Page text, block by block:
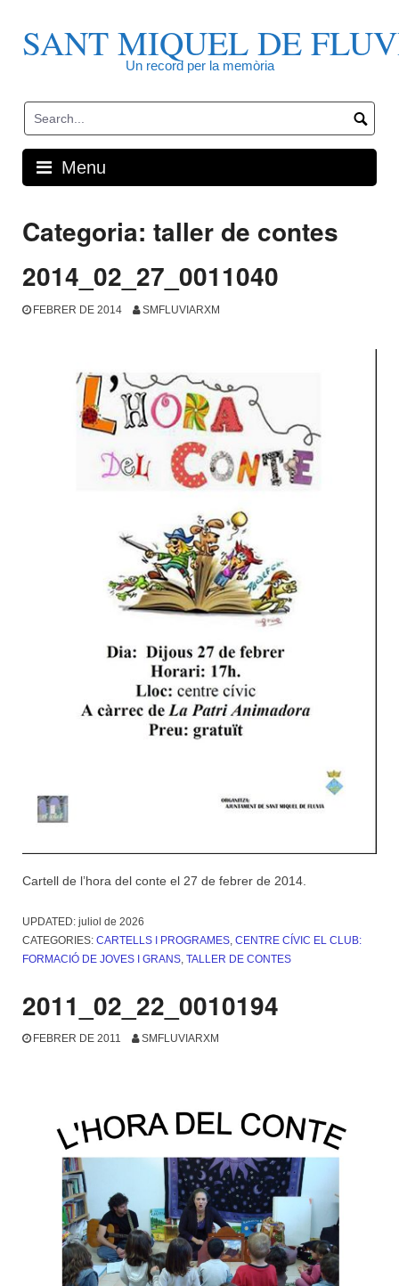
contentSANT MIQUEL DE
Un record per la memòria
Menu
Categoria: taller de contes
2014_02_27_0011040
FEBRER DE 2014 SMFLUVIARXM
Cartell de l’hora del conte el 27 de febrer de 2014.
UPDATED: juliol de 2026
CATEGORIES: CARTELLS I PROGRAMES, CENTRE CÍVIC EL CLUB:
FORMACIÓ DE JOVES I GRANS, TALLER DE CONTES
2011_02_22_0010194
FEBRER DE 2011 SMFLUVIARXM